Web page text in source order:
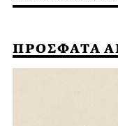
ΠΡΟΣΦΑΤΑ